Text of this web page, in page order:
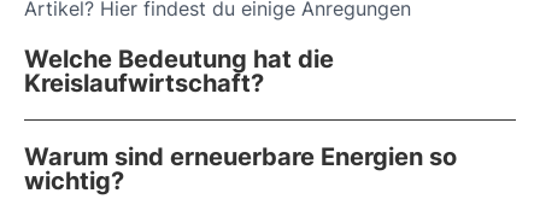
Artikel? Hier findest du einige Anregungen
Welche Bedeutung hat die
Kreislaufwirtschaft?
Warum sind erneuerbare Energien so
wichtig?